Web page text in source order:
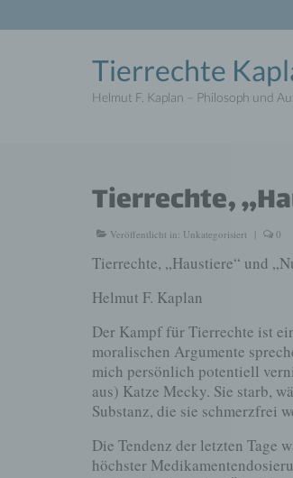
Tierrechte
Helmut F. Kaplan – Philosoph und
Tierrechte,
Veröffentlicht in: Unkategorisiert 0
Tierrechte, „Haustiere“ und
Helmut F. Kaplan
Der Kampf für Tierrechte ist
moralischen Argumente
mich persönlich potentiell
aus) Katze Mecky. Sie starb,
Substanz, die sie schmerzfrei
Die Tendenz der letzten Tage
höchster